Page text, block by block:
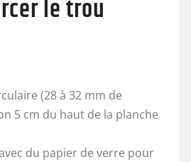
le trou
(28 à 32 mm de
5 cm du haut de la planche
du papier de verre pour